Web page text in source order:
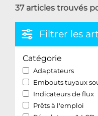
37 articles trouvés
Filtrer les
Catégorie
Adaptateurs
Embouts tuyaux
Indicateurs de flux
Prêts à l'emploi